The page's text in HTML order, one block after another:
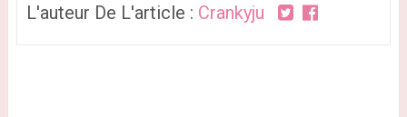
L'auteur De L'article : Crankyju